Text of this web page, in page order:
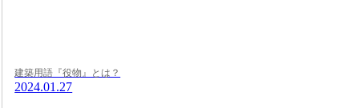
建築用語『役物』とは？
2024.01.27